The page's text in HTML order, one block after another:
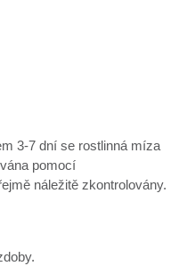
3-7 dní se rostlinná míza
pomocí
náležitě zkontrolovány.